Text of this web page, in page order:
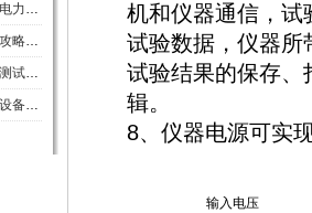
隔离开关触指头压力测试仪电力系统安全运行的“定海神针”
开关触指压力测量仪操作全攻略：从准备到精准测量的实战指南
户外高压隔离开关触指压力测试仪的作用与价值
开关触指头压力测试仪电力设备安全的“隐形守护者”
机和仪器通信，试
试验数据，仪器所
试验结果的保存、
辑。
8、仪器电源可实
输入电压